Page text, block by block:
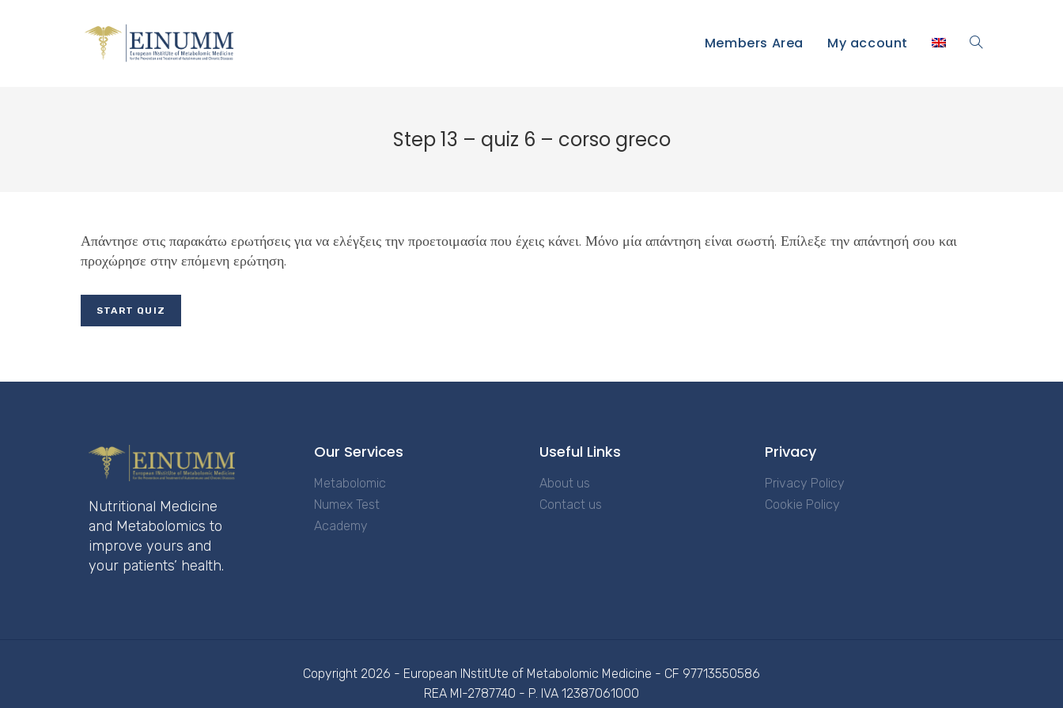
Members Area My account
Step 13 – quiz 6 – corso greco
Απάντησε στις παρακάτω ερωτήσεις για να ελέγξεις την προετοιμασία που έχεις κάνει. Μόνο μία απάντηση είναι σωστή. Επίλεξε την απάντησή σου και
προχώρησε στην επόμενη ερώτηση.
Nutritional Medicine
and Metabolomics to
improve yours and
your patients’ health.
Our Services
Metabolomic
Numex Test
Academy
Useful Links
About us
Contact us
Privacy
Privacy Policy
Cookie Policy
Copyright 2026 - European INstitUte of Metabolomic Medicine - CF 97713550586
REA MI-2787740 - P. IVA 12387061000